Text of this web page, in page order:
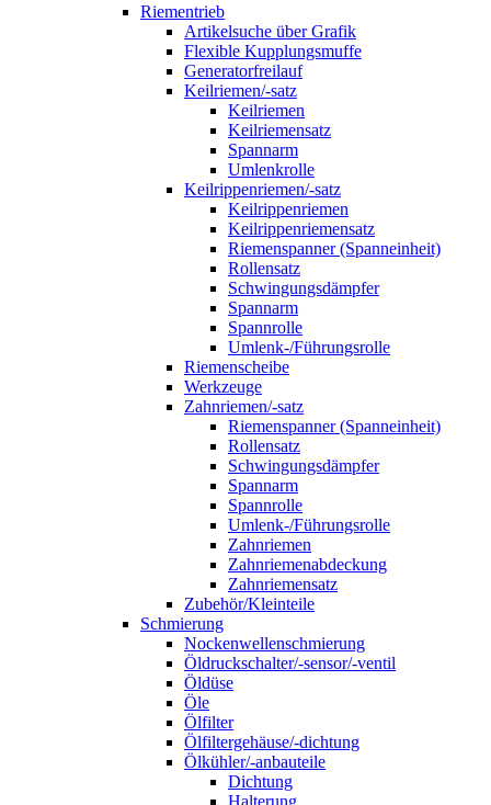
Riementrieb
Artikelsuche über Grafik
Flexible Kupplungsmuffe
Generatorfreilauf
Keilriemen/-satz
Keilriemen
Keilriemensatz
Spannarm
Umlenkrolle
Keilrippenriemen/-satz
Keilrippenriemen
Keilrippenriemensatz
Riemenspanner (Spanneinheit)
Rollensatz
Schwingungsdämpfer
Spannarm
Spannrolle
Umlenk-/Führungsrolle
Riemenscheibe
Werkzeuge
Zahnriemen/-satz
Riemenspanner (Spanneinheit)
Rollensatz
Schwingungsdämpfer
Spannarm
Spannrolle
Umlenk-/Führungsrolle
Zahnriemen
Zahnriemenabdeckung
Zahnriemensatz
Zubehör/Kleinteile
Schmierung
Nockenwellenschmierung
Öldruckschalter/-sensor/-ventil
Öldüse
Öle
Ölfilter
Ölfiltergehäuse/-dichtung
Ölkühler/-anbauteile
Dichtung
Halterung